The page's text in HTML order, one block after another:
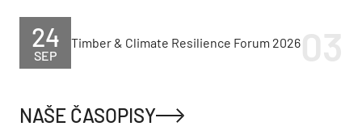
SEP
24 Timber & Climate Resilience Forum 2026
NAŠE ČASOPISY